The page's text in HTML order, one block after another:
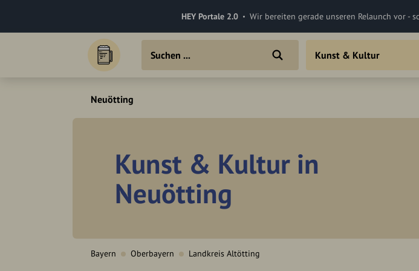
HEY Portale 2.0 Wir bereiten gerade unseren Relaunch vor -
Kunst & Kultur
Neuötting
Kunst & Kultur in
Neuötting
Bayern Oberbayern Landkreis Altötting